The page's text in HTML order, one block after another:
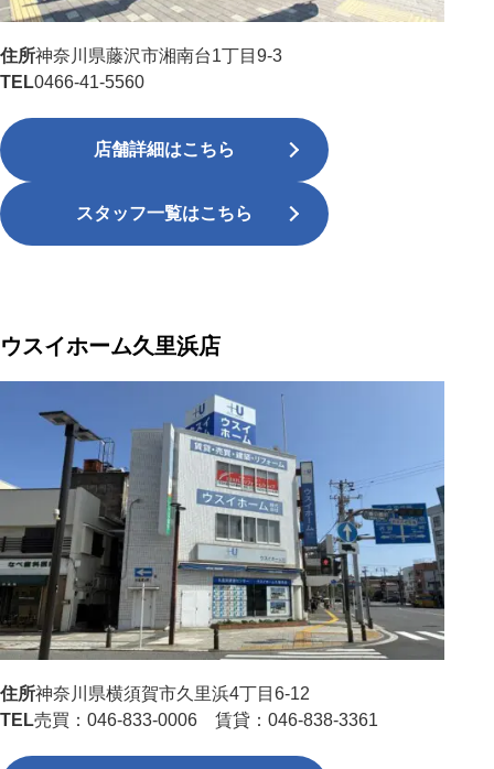
住所神奈川県藤沢市湘南台1丁目9-3
TEL0466-41-5560
店舗詳細はこちら
スタッフ一覧はこちら
ウスイホーム久里浜店
住所神奈川県横須賀市久里浜4丁目6-12
TEL売買：046-833-0006 賃貸：046-838-3361